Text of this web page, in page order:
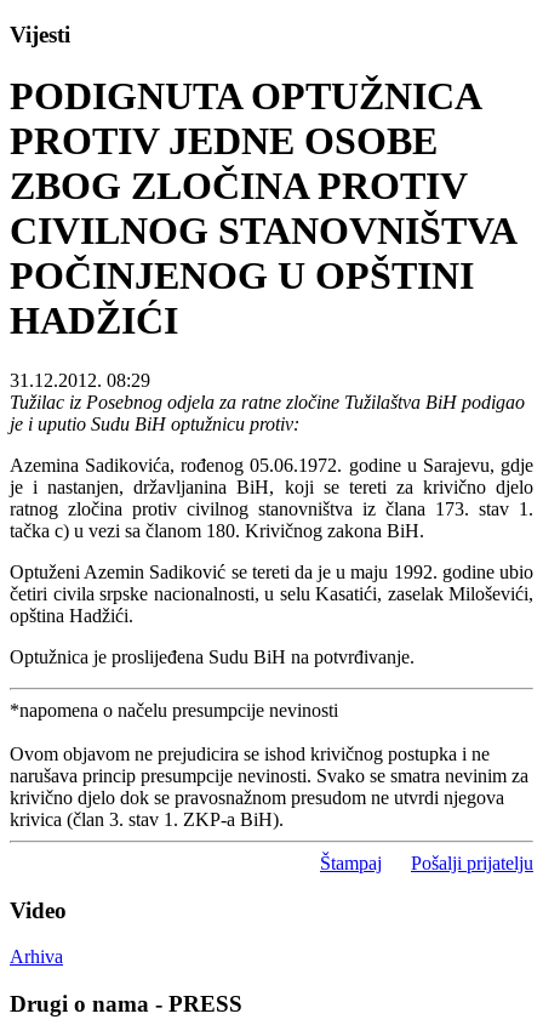
Vijesti
PODIGNUTA OPTUŽNICA
PROTIV JEDNE OSOBE
ZBOG ZLOČINA PROTIV
CIVILNOG STANOVNIŠTVA
POČINJENOG U OPŠTINI
HADŽIĆI
31.12.2012. 08:29
Tužilac iz Posebnog odjela za ratne zločine Tužilaštva BiH podigao
je i uputio Sudu BiH optužnicu protiv:
Azemina Sadikovića, rođenog 05.06.1972. godine u Sarajevu, gdje
je i nastanjen, državljanina BiH, koji se tereti za krivično djelo
ratnog zločina protiv civilnog stanovništva iz člana 173. stav 1.
tačka c) u vezi sa članom 180. Krivičnog zakona BiH.
Optuženi Azemin Sadiković se tereti da je u maju 1992. godine ubio
četiri civila srpske nacionalnosti, u selu Kasatići, zaselak Miloševići,
opština Hadžići.
Optužnica je proslijeđena Sudu BiH na potvrđivanje.
*napomena o načelu presumpcije nevinosti
Ovom objavom ne prejudicira se ishod krivičnog postupka i ne
narušava princip presumpcije nevinosti. Svako se smatra nevinim za
krivično djelo dok se pravosnažnom presudom ne utvrdi njegova
krivica (član 3. stav 1. ZKP-a BiH).
Štampaj Pošalji prijatelju
Video
Arhiva
Drugi o nama - PRESS